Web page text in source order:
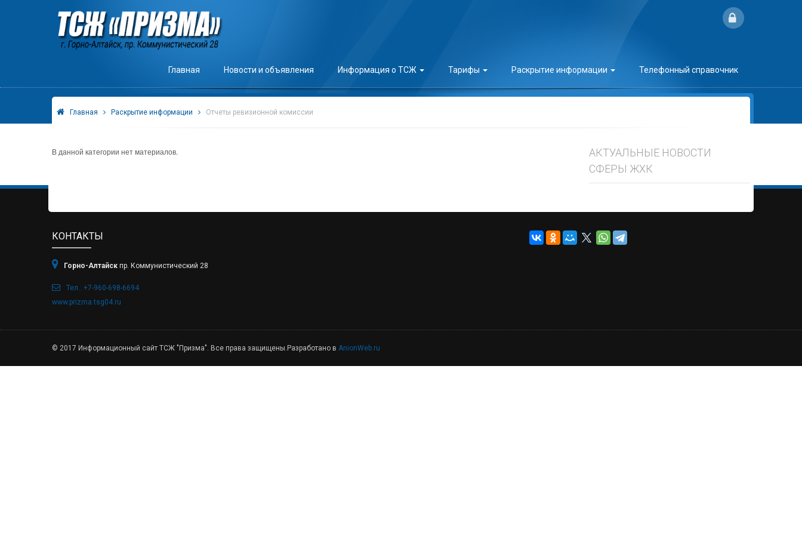
Главная Новости и объявления Информация о ТСЖ Тарифы Раскрытие информации Телефонный справочник
Главная Раскрытие информации Отчеты ревизионной комиссии
В данной категории нет материалов.
АКТУАЛЬНЫЕ НОВОСТИ
СФЕРЫ ЖХК
КОНТАКТЫ
Горно-Алтайск пр. Коммунистический 28
Тел.: +7-960-698-6694
www.prizma.tsg04.ru
© 2017 Информационный сайт ТСЖ "Призма". Все права защищены.Разработано в AnionWeb.ru